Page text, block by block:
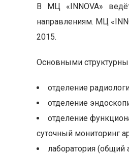
В МЦ «INNOVA»
направлениям. МЦ
2015.
Основными
отделение
отделение
отделение
суточный мониторинг
лаборатория